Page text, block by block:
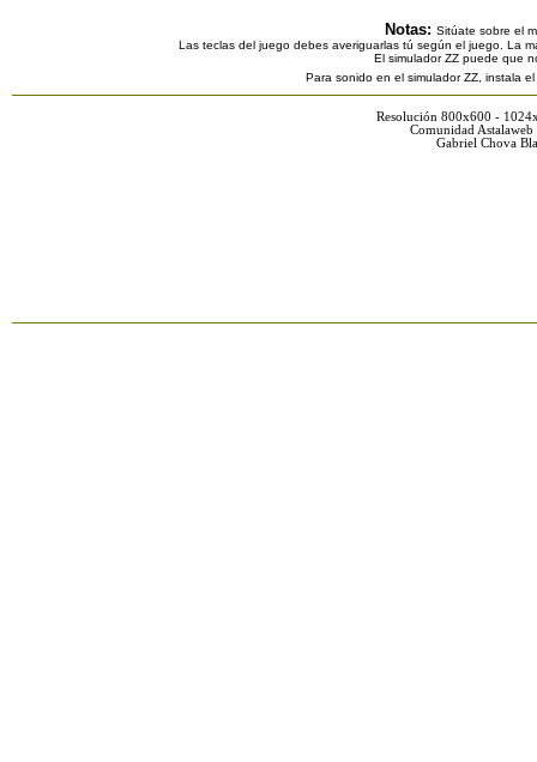
Notas: Sitúate sobre el
Las teclas del juego debes averiguarlas tú según el juego. La
El simulador ZZ puede que
Para sonido en el simulador ZZ, instala
Resolución 800x600 -
Comunidad
Gabriel Chova